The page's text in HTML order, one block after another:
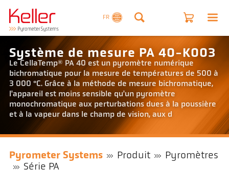
FR
Système de mesure PA 40-K003
Le CellaTemp® PA 40 est un pyromètre numérique
bichromatique pour la mesure de températures de 500 à
3 000 °C. Grâce à la méthode de mesure bichromatique,
l'appareil est moins sensible qu'un pyromètre
monochromatique aux perturbations dues à la poussière
et à la vapeur dans le champ de vision, aux d
Pyrometer Systems Produit
Pyromètres
Série PA